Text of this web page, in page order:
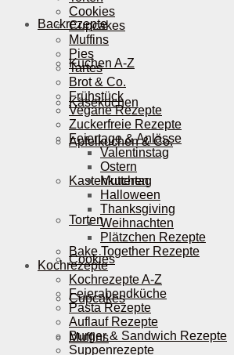
Backrezepte
Kuchen A-Z
Käsekuchen
Apfelkuchen & Co.
Kastenkuchen
Torten
Cookies
Cupcakes
Muffins
Cookies
Cupcakes
Muffins
Pies
Tartes
Brot & Co.
Frühstück
Vegane Rezepte
Zuckerfreie Rezepte
Feiertage & Anlässe
Valentinstag
Ostern
Muttertag
Halloween
Thanksgiving
Weihnachten
Plätzchen Rezepte
Bake Together Rezepte
Kochrezepte
Kochrezepte A-Z
Feierabendküche
Pasta Rezepte
Auflauf Rezepte
Burger & Sandwich Rezepte
Suppenrezepte